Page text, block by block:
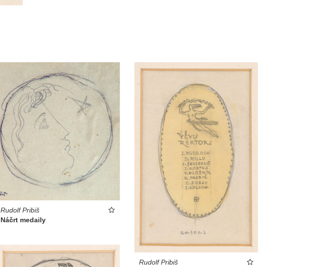
Rudolf Pribiš
Náčrt medaily
Rudolf Pribiš